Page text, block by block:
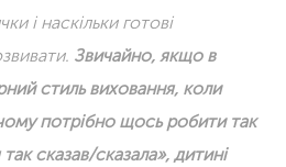
і наскільки готові
Звичайно, якщо в
стиль виховання, коли
потрібно щось робити так
сказав/сказала», дитині